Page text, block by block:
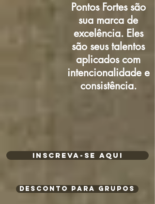
Pontos Fortes são
sua marca de
excelência. Eles
são seus talentos
aplicados com
intencionalidade e
consistência.
INSCREVA-SE AQUI
Desconto para Grupos